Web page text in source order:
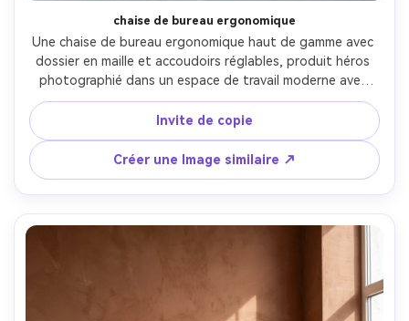
chaise de bureau ergonomique
Une chaise de bureau ergonomique haut de gamme avec
dossier en maille et accoudoirs réglables, produit héros
photographié dans un espace de travail moderne avec
des écrans flous en arrière-plan, un éclairage neutre frais,
photographié sur Canon EOS R5, 85mm, f/4, détails nets
sur la maille et les commandes, photoréaliste, esthétique
publicitaire de pointe-AR 4:5
Invite de copie
Créer une Image similaire ↗